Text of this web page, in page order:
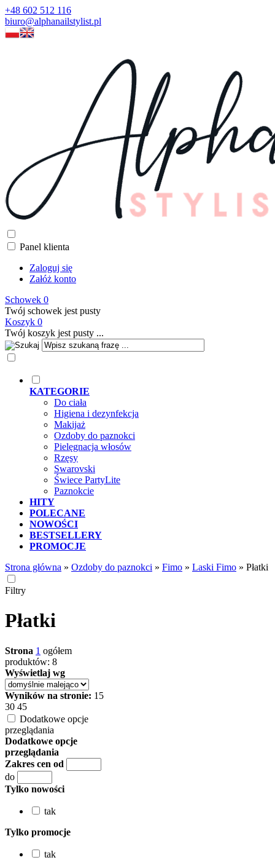
+48 602 512 116
biuro@alphanailstylist.pl
Panel klienta
Zaloguj się
Załóż konto
Schowek 0
Twój schowek jest pusty
Koszyk 0
Twój koszyk jest pusty ...
KATEGORIE
Do ciała
Higiena i dezynfekcja
Makijaż
Ozdoby do paznokci
Pielęgnacja włosów
Rzęsy
Swarovski
Świece PartyLite
Paznokcie
HITY
POLECANE
NOWOŚCI
BESTSELLERY
PROMOCJE
Strona główna » Ozdoby do paznokci » Fimo » Laski Fimo » Płatki
Filtry
Płatki
Strona 1 ogółem
produktów: 8
Wyświetlaj wg
Wyników na stronie: 15
30 45
Dodatkowe opcje
przeglądania
Dodatkowe opcje
przeglądania
Zakres cen od
do
Tylko nowości
tak
Tylko promocje
tak